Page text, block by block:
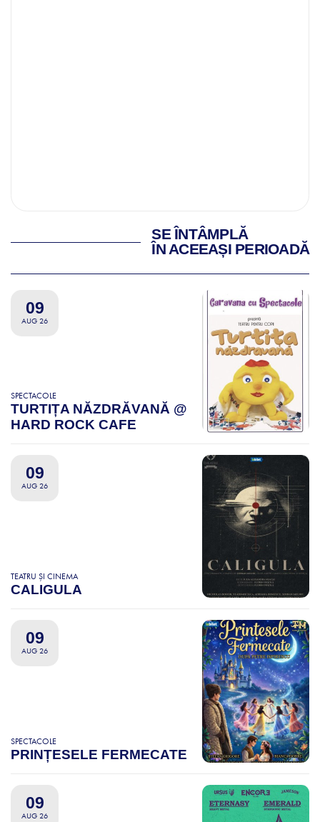
SE ÎNTÂMPLĂ
ÎN ACEEAȘI PERIOADĂ
09
AUG 26
SPECTACOLE
TURTIȚA NĂZDRĂVANĂ @
HARD ROCK CAFE
09
AUG 26
TEATRU ȘI CINEMA
CALIGULA
09
AUG 26
SPECTACOLE
PRINȚESELE FERMECATE
09
AUG 26